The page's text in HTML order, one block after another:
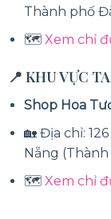
Thành phố
🗺️Xem chỉ
📍 KHU VỰC
Shop Hoa
🏡 Địa chỉ:
Nẵng
🗺️Xem chỉ